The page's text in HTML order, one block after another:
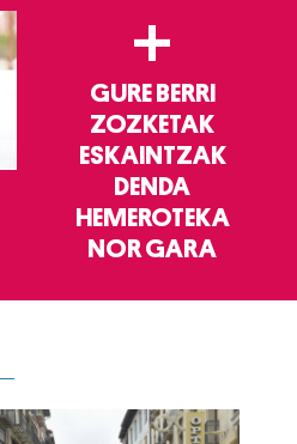
+
GURE BERRI
ZOZKETAK
ESKAINTZAK
DENDA
HEMEROTEKA
NOR GARA